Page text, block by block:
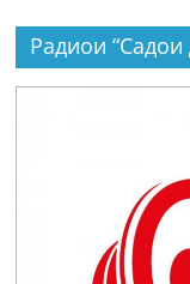
Радиои